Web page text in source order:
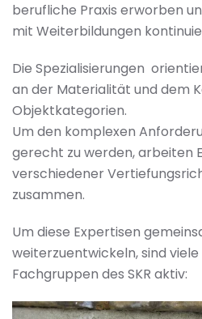
berufliche Praxis erworben
mit Weiterbildungen
Die Spezialisierungen
an der Materialität und dem
Objektkategorien.
Um den komplexen
gerecht zu werden, arbeiten
verschiedener
zusammen.
Um diese Expertisen
weiterzuentwickeln, sind
Fachgruppen des SKR aktiv: